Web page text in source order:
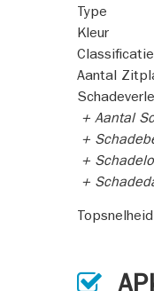
Type
Kleur
Classificatie
Aantal
+ Aantal
+
+
+